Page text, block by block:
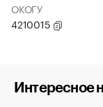
ОКОГУ
4210015
Интересное